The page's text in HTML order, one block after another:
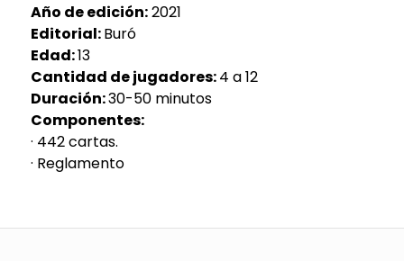
Año de edición:2021
Editorial:Buró
Edad:13
Cantidad de jugadores:4 a 12
Duración:30-50 minutos
Componentes:
· 442 cartas.
· Reglamento